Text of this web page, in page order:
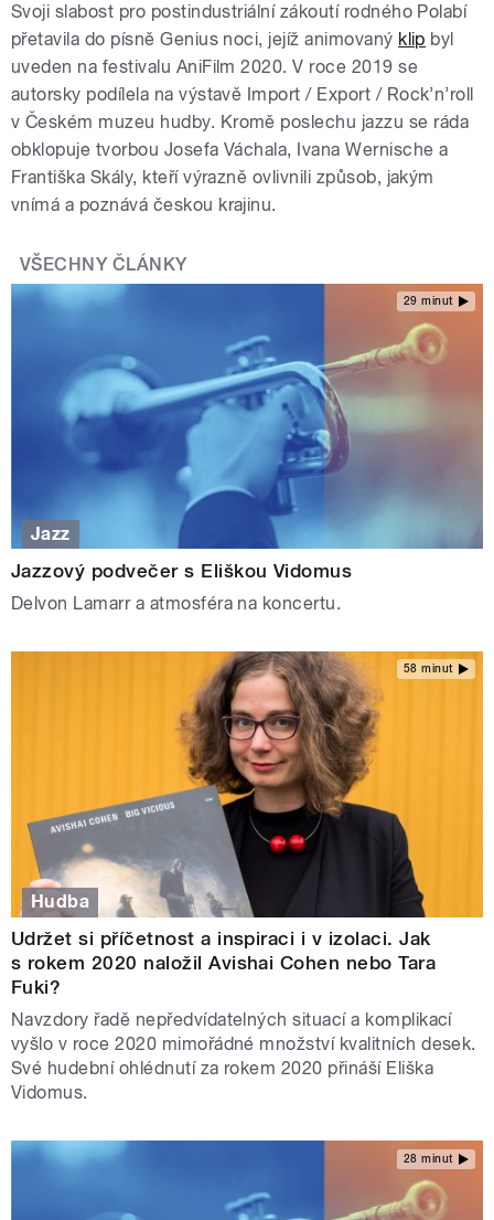
Svoji slabost pro postindustriální zákoutí rodného Polabí
přetavila do písně Genius noci, jejíž animovaný klip byl
uveden na festivalu AniFilm 2020. V roce 2019 se
autorsky podílela na výstavě Import / Export / Rock’n’roll
v Českém muzeu hudby. Kromě poslechu jazzu se ráda
obklopuje tvorbou Josefa Váchala, Ivana Wernische a
Františka Skály, kteří výrazně ovlivnili způsob, jakým
vnímá a poznává českou krajinu.
VŠECHNY ČLÁNKY
29 minut
Jazz
Jazzový podvečer s Eliškou Vidomus
Delvon Lamarr a atmosféra na koncertu.
58 minut
Hudba
Udržet si příčetnost a inspiraci i v izolaci. Jak
s rokem 2020 naložil Avishai Cohen nebo Tara
Fuki?
Navzdory řadě nepředvídatelných situací a komplikací
vyšlo v roce 2020 mimořádné množství kvalitních desek.
Své hudební ohlédnutí za rokem 2020 přináší Eliška
Vidomus.
28 minut